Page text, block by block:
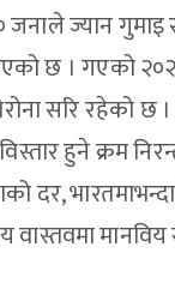
ज्यान गुमाइ
छ । गएको
सरि रहेको छ
हुने क्रम
दर,
वास्तवमा